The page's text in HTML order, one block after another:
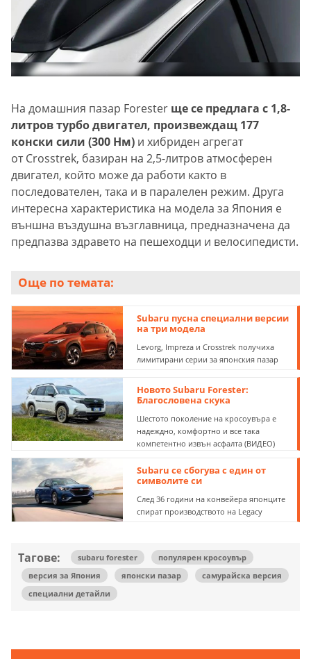
На домашния пазар Forester ще се предлага с 1,8-
литров турбо двигател, произвеждащ 177
конски сили (300 Нм) и хибриден агрегат
от Crosstrek, базиран на 2,5-литров атмосферен
двигател, който може да работи както в
последователен, така и в паралелен режим. Друга
интересна характеристика на модела за Япония е
външна въздушна възглавница, предназначена да
предпазва здравето на пешеходци и велосипедисти.
Още по темата:
Subaru пусна специални версии
на три модела
Levorg, Impreza и Crosstrek получиха
лимитирани серии за японския пазар
Новото Subaru Forester:
Благословена скука
Шестото поколение на кросоувъра е
надеждно, комфортно и все така
компетентно извън асфалта (ВИДЕО)
Subaru се сбогува с един от
символите си
След 36 години на конвейера японците
спират производството на Legacy
Тагове: subaru forester
популярен кросоувър
версия за Япония
японски пазар
самурайска версия
специални детайли